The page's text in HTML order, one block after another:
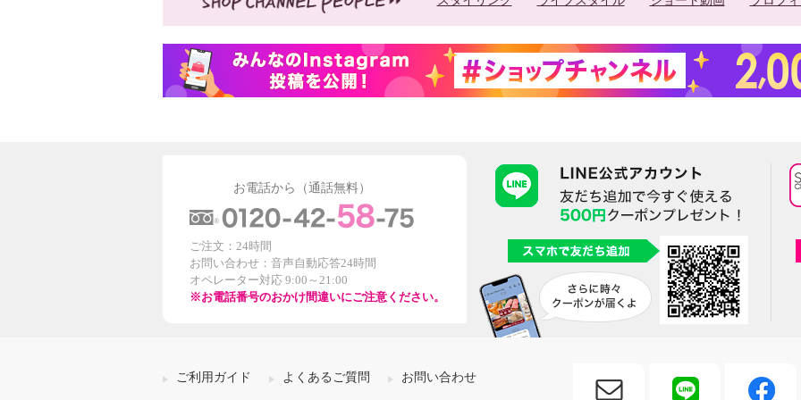
お電話から（通話無料）
ご注文：24時間
お問い合わせ：音声自動応答24時間
オペレーター対応 9:00～21:00
※お電話番号のおかけ間違いにご注意ください。
ご利用ガイド よくあるご質問 お問い合わせ